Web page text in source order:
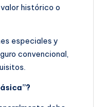
histórico o
especiales y
convencional,